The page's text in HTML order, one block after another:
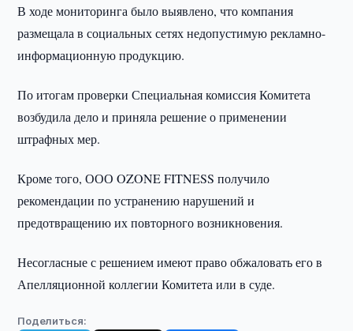
В ходе мониторинга было выявлено, что компания
размещала в социальных сетях недопустимую рекламно-
информационную продукцию.
По итогам проверки Специальная комиссия Комитета
возбудила дело и приняла решение о применении
штрафных мер.
Кроме того, ООО OZONE FITNESS получило
рекомендации по устранению нарушений и
предотвращению их повторного возникновения.
Несогласные с решением имеют право обжаловать его в
Апелляционной коллегии Комитета или в суде.
Поделиться: